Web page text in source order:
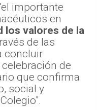
importante
en
los valores de la
de las
concluir
de
que confirma
social y